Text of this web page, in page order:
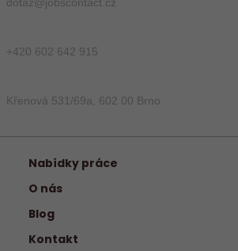
dotaz@jobscontact.cz
+420 602 642 915
Křenová 531/69a, 602 00 Brno
Nabídky práce
O nás
Blog
Kontakt